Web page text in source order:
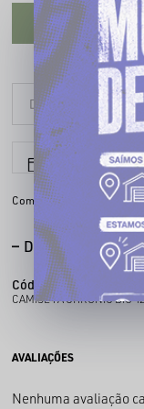
Compartilhe:
DESCRIÇÃO
Código identificador
CAMISETA CHRONIC BIG
Nenhuma avaliação